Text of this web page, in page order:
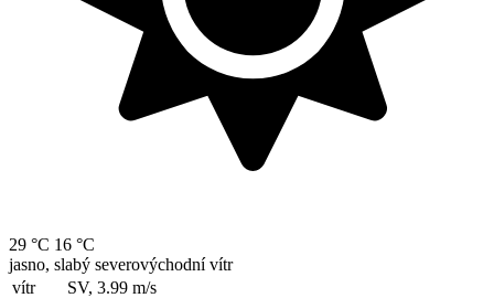
29 °C 16 °C
jasno, slabý severovýchodní vítr
vítr
SV, 3.99 m/s